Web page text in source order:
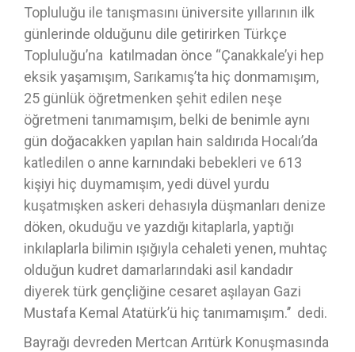
Topluluğu ile tanışmasını üniversite yıllarının ilk
günlerinde olduğunu dile getirirken Türkçe
Topluluğu’na katılmadan önce ‘‘Çanakkale’yi hep
eksik yaşamışım, Sarıkamış’ta hiç donmamışım,
25 günlük öğretmenken şehit edilen neşe
öğretmeni tanımamışım, belki de benimle aynı
gün doğacakken yapılan hain saldırıda Hocalı’da
katledilen o anne karnındaki bebekleri ve 613
kişiyi hiç duymamışım, yedi düvel yurdu
kuşatmışken askeri dehasıyla düşmanları denize
döken, okuduğu ve yazdığı kitaplarla, yaptığı
inkılaplarla bilimin ışığıyla cehaleti yenen, muhtaç
olduğun kudret damarlarındaki asil kandadır
diyerek türk gençliğine cesaret aşılayan Gazi
Mustafa Kemal Atatürk’ü hiç tanımamışım.’’ dedi.
Bayrağı devreden Mertcan Arıtürk Konuşmasında